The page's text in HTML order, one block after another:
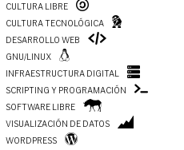
CULTURA LIBRE
CULTURA TECNOLÓGICA
DESARROLLO WEB
GNU/LINUX
INFRAESTRUCTURA DIGITAL
SCRIPTING Y PROGRAMACIÓN
SOFTWARE LIBRE
VISUALIZACIÓN DE DATOS
WORDPRESS